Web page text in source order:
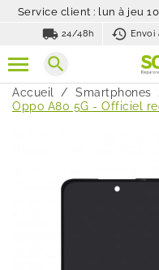
Service client : lun à jeu
local_shipping 24/48h Envoi
search
Accueil Smartphones
Oppo A80 5G - Officiel